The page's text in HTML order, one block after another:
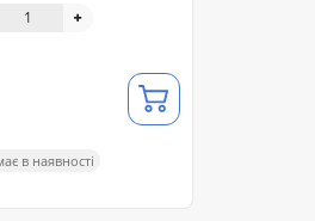
в наявності